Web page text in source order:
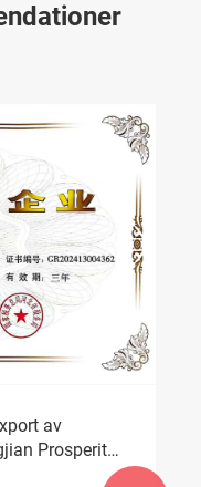
av
Prosperity
för att